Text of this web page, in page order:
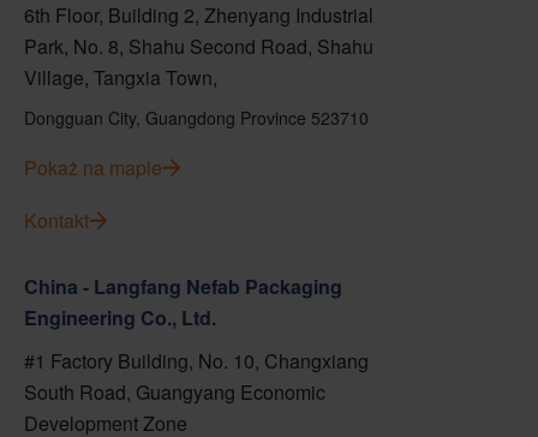
6th Floor, Building 2, Zhenyang Industrial
Park, No. 8, Shahu Second Road, Shahu
Village, Tangxia Town,
Dongguan City, Guangdong Province 523710
Pokaż na mapie
Kontakt
China - Langfang Nefab Packaging
Engineering Co., Ltd.
#1 Factory Building, No. 10, Changxiang
South Road, Guangyang Economic
Development Zone